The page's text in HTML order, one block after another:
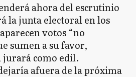
ahora del escrutinio
la junta electoral en los
votos “no
sumen a su favor,
jurará como edil.
afuera de la próxima